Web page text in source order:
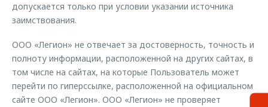
допускается только при условии указании источника
заимствования.
ООО «Легион» не отвечает за достоверность, точность и
полноту информации, расположенной на других сайтах, в
том числе на сайтах, на которые Пользователь может
перейти по гиперссылке, расположенной на официальном
сайте ООО «Легион». ООО «Легион» не проверяет